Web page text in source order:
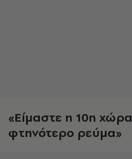
«Είμαστε η 10η χώρα
φτηνότερο ρεύμα»